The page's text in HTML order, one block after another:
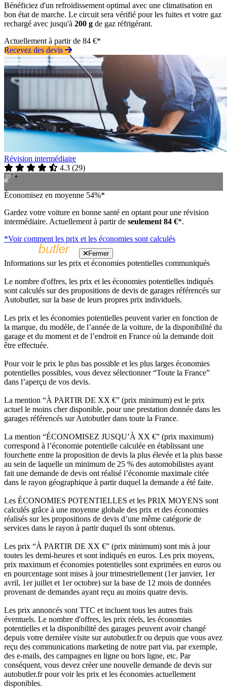
Bénéficiez d'un refroidissement optimal avec une climatisation en
bon état de marche. Le circuit sera vérifié pour les fuites et votre gaz
rechargé avec jusqu'à 200 g de gaz réfrigérant.
Actuellement à partir de 84 €*
Recevez des devis
Révision intermédiaire
4.3 (29)
Économisez en moyenne 54%*
Gardez votre voiture en bonne santé en optant pour une révision
intermédiaire. Actuellement à partir de seulement 84 €*.
*Voir comment les prix et les économies sont calculés
Fermer
Informations sur les prix et économies potentielles communiqués
Le nombre d'offres, les prix et les économies potentielles indiqués
sont calculés sur des propositions de devis de garages référencés sur
Autobutler, sur la base de leurs propres prix individuels.
Les prix et les économies potentielles peuvent varier en fonction de
la marque, du modèle, de l’année de la voiture, de la disponibilité du
garage et du moment et de l’endroit en France où la demande doit
être effectuée.
Pour voir le prix le plus bas possible et les plus larges économies
potentielles possibles, vous devez sélectionner “Toute la France”
dans l’aperçu de vos devis.
La mention “À PARTIR DE XX €” (prix minimum) est le prix
actuel le moins cher disponible, pour une prestation donnée dans les
garages référencés sur Autobutler dans toute la France.
La mention “ÉCONOMISEZ JUSQU’À XX €” (prix maximum)
correspond à l’économie potentielle calculée en établissant une
fourchette entre la proposition de devis la plus élevée et la plus basse
au sein de laquelle un minimum de 25 % des automobilistes ayant
fait une demande de devis ont réalisé l’économie maximale citée
dans le rayon géographique à partir duquel la demande a été faite.
Les ÉCONOMIES POTENTIELLES et les PRIX MOYENS sont
calculés grâce à une moyenne globale des prix et des économies
réalisés sur les propositions de devis d’une même catégorie de
services dans le rayon à partir duquel ils sont obtenus.
Les prix “À PARTIR DE XX €” (prix minimum) sont mis à jour
toutes les demi-heures et sont indiqués en euros. Les prix moyens,
prix maximum et économies potentielles sont exprimées en euros ou
en pourcentage sont mises à jour trimestriellement (1er janvier, 1er
avril, 1er juillet et 1er octobre) sur la base de 12 mois de données
provenant de demandes ayant reçu au moins quatre devis.
Les prix annoncés sont TTC et incluent tous les autres frais
éventuels. Le nombre d'offres, les prix réels, les économies
potentielles et la disponibilité des garages peuvent avoir changé
depuis votre dernière visite sur autobutler.fr ou depuis que vous avez
reçu des communications marketing de notre part via, par exemple,
des e-mails, des campagnes en ligne ou hors ligne, etc. Par
conséquent, vous devez créer une nouvelle demande de devis sur
autobutler.fr pour voir les prix et les économies actuellement
disponibles.